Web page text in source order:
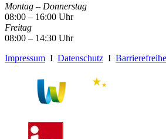
Montag – Donnerstag
08:00 – 16:00 Uhr
Freitag
08:00 – 14:30 Uhr
Impressum I Datenschutz I